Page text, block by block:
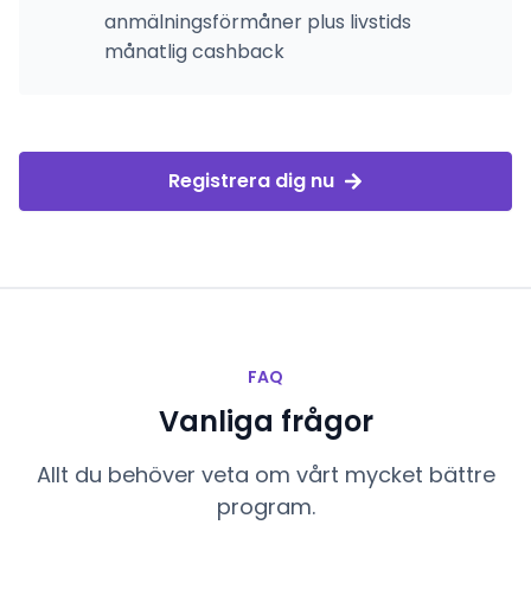
anmälningsförmåner plus livstids
månatlig cashback
Registrera dig nu
FAQ
Vanliga frågor
Allt du behöver veta om vårt mycket bättre
program.